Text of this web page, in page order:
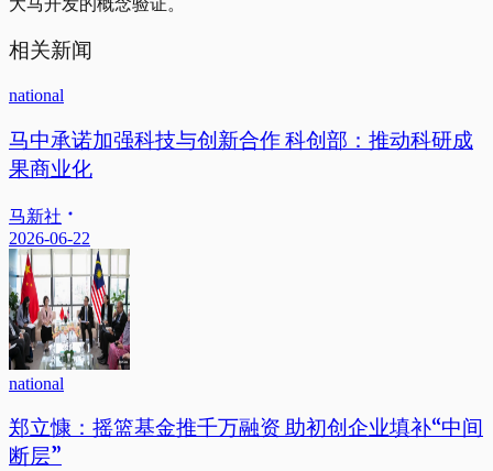
相关新闻
national
马中承诺加强科技与创新合作 科创部：推动科研成
果商业化
马新社
2026-06-22
national
郑立慷：摇篮基金推千万融资 助初创企业填补“中间
断层”